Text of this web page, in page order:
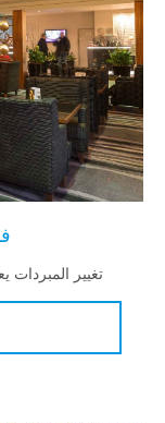
تغيير المبردات